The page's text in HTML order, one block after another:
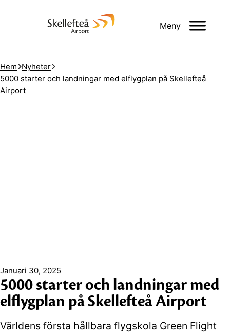
Meny
Hem Nyheter
5000 starter och landningar med elflygplan på Skellefteå
Airport
Januari 30, 2025
5000 starter och landningar med
elflygplan på Skellefteå Airport
Världens första hållbara flygskola Green Flight